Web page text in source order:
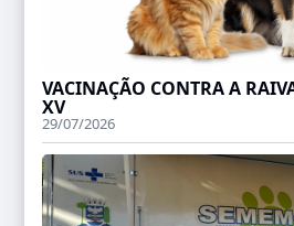
VACINAÇÃO CONTRA A
XV
29/07/2026